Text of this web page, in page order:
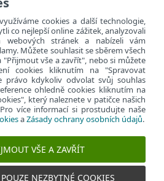
r.o.
Jankovcova 1037/49
republika
cookies a další technologie,
co nejlepší online zážitek, analyzovali
webových stránek a nabízeli vám
Můžete souhlasit se sběrem všech
vše a zavřít", nebo si můžete
cookies kliknutím na "Spravovat
právo kdykoliv odvolat svůj souhlas
ohledně cookies kliknutím na
který naleznete v patičce našich
více informací si prostudujte naše
aZásady ochrany osobních údajů.
VŠE A ZAVŘÍT
NEZBYTNÉ COOKIES